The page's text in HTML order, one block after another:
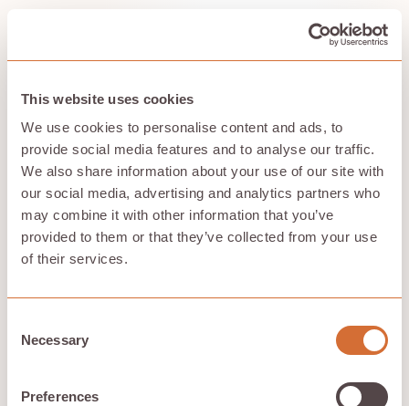
This website uses cookies
We use cookies to personalise content and ads, to
provide social media features and to analyse our traffic.
We also share information about your use of our site with
our social media, advertising and analytics partners who
may combine it with other information that you’ve
provided to them or that they’ve collected from your use
of their services.
Selection
Necessary
Preferences
représentations numériques appelées intégrations. Les
intégrations sont des vecteurs qui capturent la
séquence d'entrée est représenté sous forme de
vecteur, et l'ensemble de la séquence d'entrée est ainsi
transformé en une séquence de vecteurs.
La longueur de la séquence d'entrée peut varier, mais
pour un modèle donné, elle est généralement fixe. Cela
garantit la cohérence et permet au modèle de gérer les
données de manière efficace. Une préparation des
données et un formatage d'entrée appropriés sont
essentiels pour la réussite de l'entraînement et des